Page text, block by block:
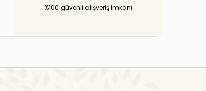
%100 güvenli alışveriş imkanı